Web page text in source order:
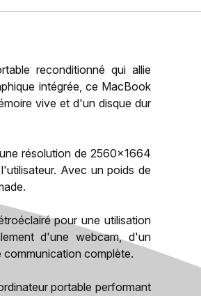
reconditionné qui allie
intégrée, ce MacBook
vive et d'un disque dur
résolution de 2560x1664
Avec un poids de
pour une utilisation
d'une webcam, d'un
complète.
portable performant